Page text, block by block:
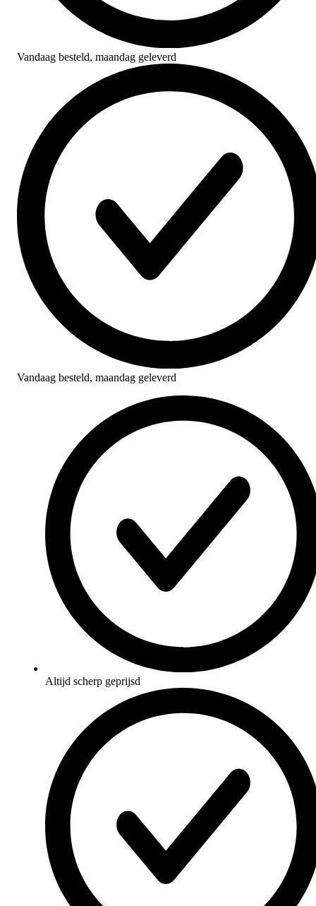
Vandaag besteld, maandag geleverd
Vandaag besteld, maandag geleverd
Altijd scherp geprijsd